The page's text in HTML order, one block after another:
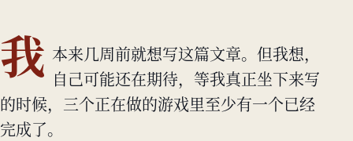
我 本来几周前就想写这篇文章。但我想，
自己可能还在期待，等我真正坐下来写
的时候，三个正在做的游戏里至少有一个已经
完成了。